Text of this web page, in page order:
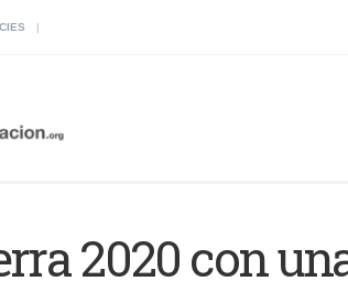
2020 con